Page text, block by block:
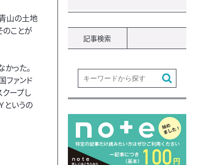
山の土地
のことが
った。
ファンド
ープし
というの
記事検索